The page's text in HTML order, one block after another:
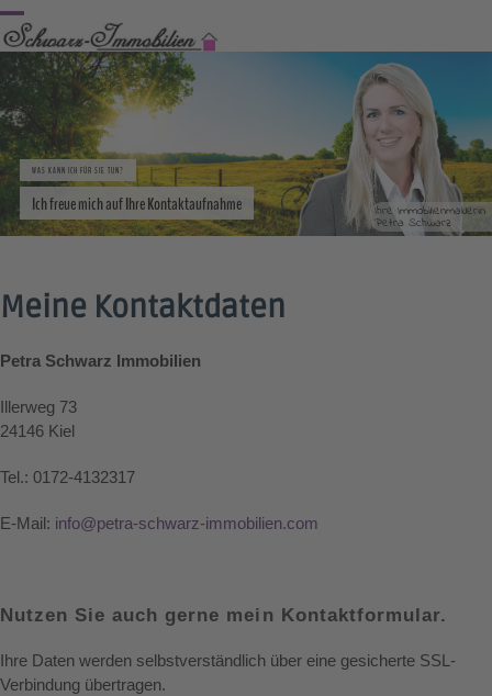
Skip
to
content
Open
mobile
menu
Close
mobile
menu
Ihre Immobilienmaklerin
Petra Schwarz
WAS KANN ICH FÜR SIE TUN?
Ich freue mich auf Ihre Kontaktaufnahme
Meine Kontaktdaten
Petra Schwarz Immobilien
Illerweg 73
24146 Kiel
Tel.: 0172-4132317
E-Mail: info@petra-schwarz-immobilien.com
Nutzen Sie auch gerne mein Kontaktformular.
Ihre Daten werden selbstverständlich über eine gesicherte SSL-
Verbindung übertragen.